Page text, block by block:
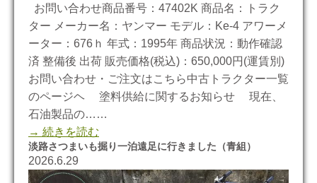
お問い合わせ商品番号：47402K 商品名：トラク
ター メーカー名：ヤンマー モデル：Ke-4 アワーメ
ーター：676ｈ 年式：1995年 商品状況：動作確認
済 整備後 出荷 販売価格(税込)：650,000円(運賃別)
お問い合わせ・ご注文はこちら中古トラクター一覧
のページヘ 塗料供給に関するお知らせ 現在、
石油製品の……
→ 続きを読む
淡路さつまいも掘り一泊遠足に行きました（青組）
2026.6.29